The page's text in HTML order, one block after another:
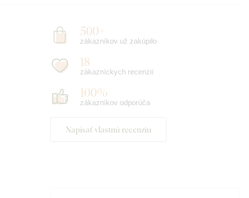
500+
zákazníkov už zakúpilo
18
zákazníckych recenzií
100%
zákazníkov odporúča
Napísať vlastnú recenziu